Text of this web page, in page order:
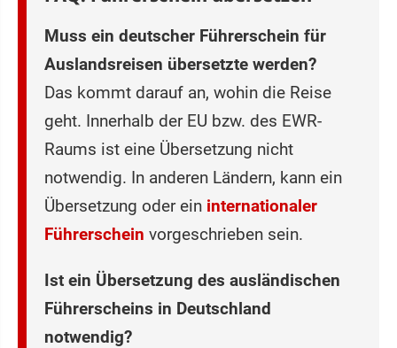
Muss ein deutscher Führerschein für
Auslandsreisen übersetzte werden?
Das kommt darauf an, wohin die Reise
geht. Innerhalb der EU bzw. des EWR-
Raums ist eine Übersetzung nicht
notwendig. In anderen Ländern, kann ein
Übersetzung oder ein internationaler
Führerschein vorgeschrieben sein.
Ist ein Übersetzung des ausländischen
Führerscheins in Deutschland
notwendig?